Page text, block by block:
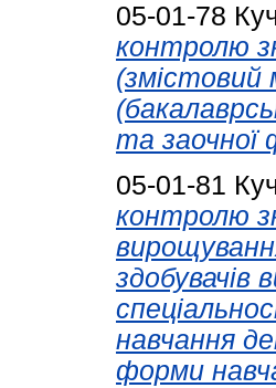
05-01-78
контролю
(змістовий
та заочної
05-01-81
контролю
здобувачів
навчання
форми